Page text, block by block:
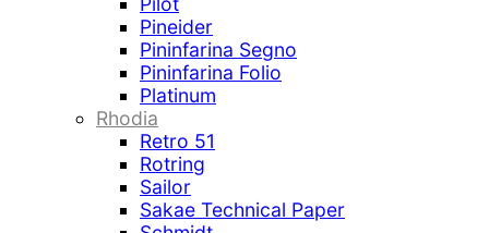
Pineider
Pininfarina Segno
Pininfarina Folio
Platinum
Rhodia
Retro 51
Rotring
Sailor
Sakae Technical Paper